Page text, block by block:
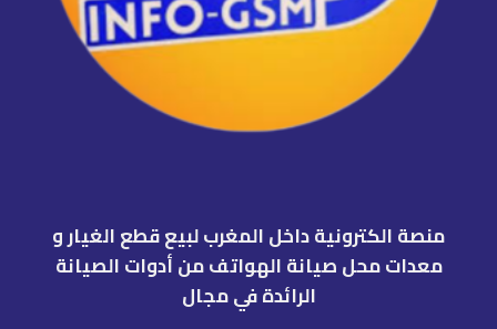
منصة الكترونية داخل المغرب لبيع قطع الغيار و
معدات محل صيانة الهواتف من أدوات الصيانة
الرائدة في مجال